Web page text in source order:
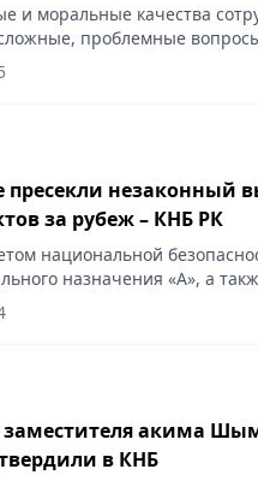
и моральные качества
проблемные
по уголовным,
пресекли незаконный
за рубеж – КНБ РК
национальной
назначения «А», а
области
акима
в КНБ